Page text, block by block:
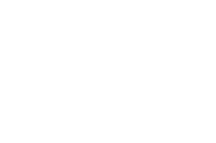
på eksisterende anlæg.
en elegant løsning. Med denne
styres pålideligt via radio – uden
og uden yderligere gravearbejde.
ventilkasser direkte til styreenheden
at udvide eksisterende anlæg